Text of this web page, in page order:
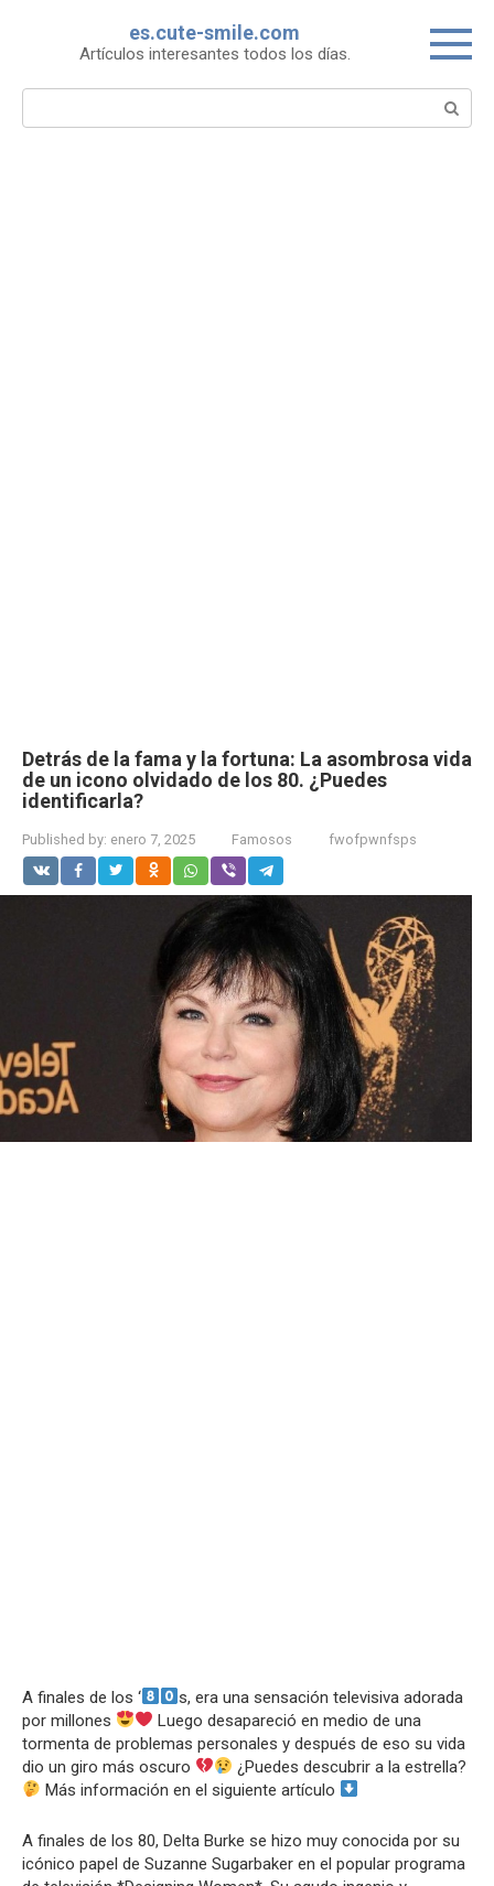
es.cute-smile.com
Artículos interesantes todos los días.
Search:
Detrás de la fama y la fortuna: La asombrosa vida
de un icono olvidado de los 80. ¿Puedes
identificarla?
Published by: enero 7, 2025 Famosos fwofpwnfsps
A finales de los ‘
s, era una sensación televisiva adorada
por millones
Luego desapareció en medio de una
tormenta de problemas personales y después de eso su vida
dio un giro más oscuro
¿Puedes descubrir a la estrella?
Más información en el siguiente artículo
A finales de los 80, Delta Burke se hizo muy conocida por su
icónico papel de Suzanne Sugarbaker en el popular programa